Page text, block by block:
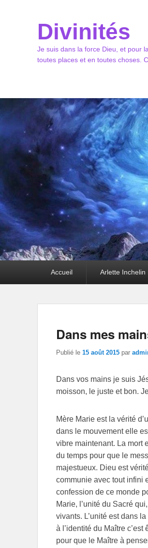
Divinités
Je suis dans la force Dieu, et pour
toutes places et en toutes choses.
Accueil Arlette Inchelin
Dans mes
Publié le 15 août 2015 par
Dans vos mains je suis
moisson, le juste et bon.
Mère Marie est la vérité
dans le mouvement elle
vibre maintenant. La mort
du temps pour que le
majestueux. Dieu est
communie avec tout infini
confession de ce monde
Marie, l’unité du Sacré
vivants. L’unité est dans
à l’identité du Maître
pour que le Maître à